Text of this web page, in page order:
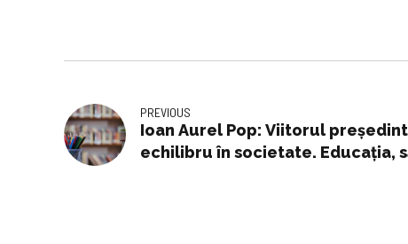
PREVIOUS
Ioan Aurel Pop: Viitorul
echilibru în societate. Educaţia,